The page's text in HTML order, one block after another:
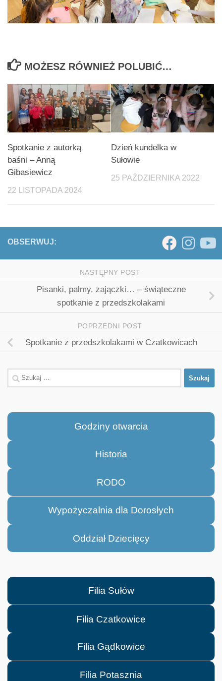
MOŻESZ RÓWNIEŻ POLUBIĆ…
Spotkanie z autorką
baśni – Anną
Gibasiewicz
22 LISTOPADA 2024
Dzień kundelka w
Sułowie
25 PAŹDZIERNIKA 2022
OBSERWUJ:
NASTĘPNY POST
Pisanki, palmy, zajączki… – świąteczne
spotkanie z przedszkolakami
POPRZEDNI POST
Spotkanie z przedszkolakami w Czatkowicach
Szukaj:
Godziny otwarcia
Historia
RODO
Wypożyczalnia dla Dorosłych
Oddział Dziecięcy
Filia Sułów
Filia Czatkowice
Filia Gądkowice
Filia Potasznia